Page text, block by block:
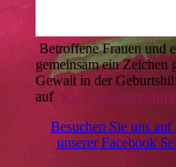
Betroffene Frauen und
gemeinsam ein Zeichen
Gewalt in der
auf
Besuchen Sie uns
unserer Facebook